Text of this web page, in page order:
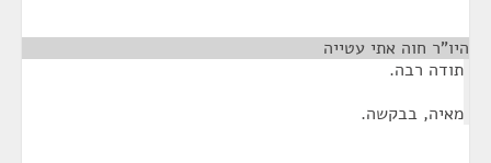
היו"ר חוה אתי עטייה
תודה רבה.
מאיה, בבקשה.